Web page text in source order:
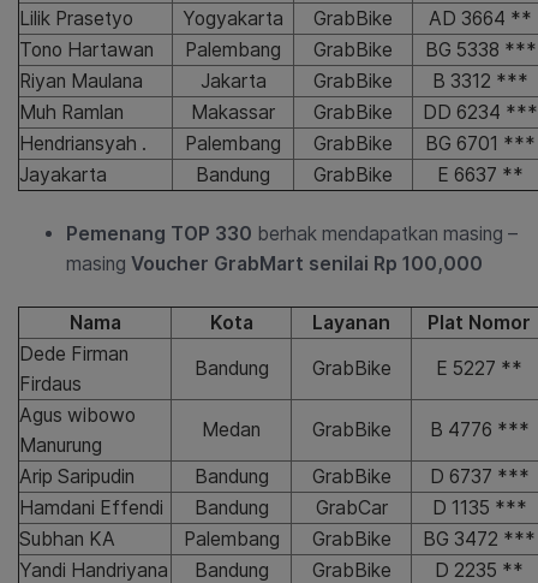
Lilik Prasetyo
Yogyakarta GrabBike
AD 3664 **
Tono Hartawan
Palembang GrabBike
BG 5338 ***
Riyan Maulana
Jakarta GrabBike
B 3312 ***
Muh Ramlan
Makassar GrabBike
DD 6234 ***
Hendriansyah .
Palembang GrabBike
BG 6701 ***
Jayakarta
Bandung GrabBike E 6637 **
Pemenang TOP 330 berhak mendapatkan masing –
masing Voucher GrabMart senilai Rp 100,000
Nama Kota Layanan
Plat Nomor
Dede Firman
Firdaus
Bandung GrabBike E 5227 **
Agus wibowo
Manurung
Medan GrabBike B 4776 ***
Arip Saripudin Bandung GrabBike
D 6737 ***
Hamdani Effendi
Bandung GrabCar
D 1135 ***
Subhan KA
Palembang GrabBike
BG 3472 ***
Yandi Handriyana
Bandung GrabBike
D 2235 **